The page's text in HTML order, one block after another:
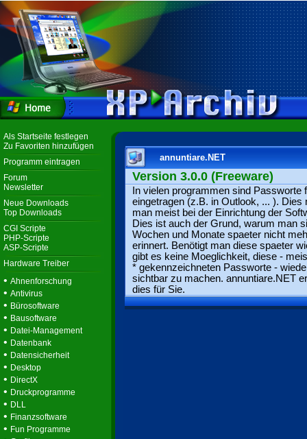
Als Startseite festlegen
Zu Favoriten hinzufügen
Programm eintragen
Forum
Newsletter
Neue Downloads
Top Downloads
CGI Scripte
PHP-Scripte
ASP-Scripte
Hardware Treiber
• Ahnenforschung
• Antivirus
• Bürosoftware
• Bausoftware
• Datei-Management
• Datenbank
• Datensicherheit
• Desktop
• DirectX
• Druckprogramme
• DLL
• Finanzsoftware
• Fun Programme
annuntiare.NET
Version 3.0.0 (Freeware)
In vielen programmen sind Passworte
eingetragen (z.B. in Outlook, ... ). Dies
man meist bei der Einrichtung der
Dies ist auch der Grund, warum man
Wochen und Monate spaeter nicht
erinnert. Benötigt man diese spaeter
gibt es keine Moeglichkeit, diese -
* gekennzeichneten Passworte -
sichtbar zu machen. annuntiare.NET
dies für Sie.